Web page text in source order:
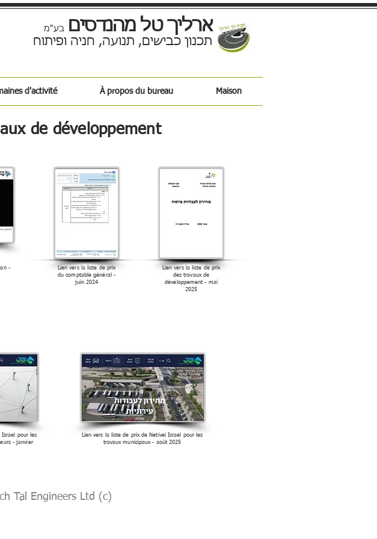
ארליך טל מהנדסים בע"מ
תכנון כבישים, תנועה, חניה ופיתוח
Maison
À propos du bureau
d'activité
de développement
-
Lien vers la liste de prix
du comptable général -
juin 2024
Lien vers la liste de prix
des travaux de
développement - mai
2025
Israel pour les
- janvier
Lien vers la liste de prix de Netivei Israel pour les
travaux municipaux - août 2025
(c) Tous droits réservés à Erlich Tal Engineers Ltd